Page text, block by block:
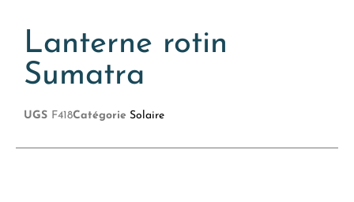
Lanterne rotin
Sumatra
UGS F418Catégorie Solaire